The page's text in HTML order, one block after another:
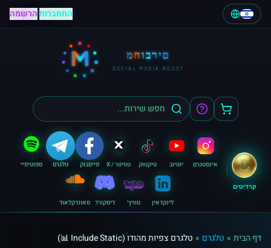
התחברות|הרשמה
M מחוברים
SOCIAL MEDIA BOOST
קרדיטים
אינסטגרם יוטיוב טיקטוק טוויטר / X פייסבוק טלגרם ספוטיפיי
לינקדאין טוויץ׳ דיסקורד סאונדקלאוד
דף הבית » טלגרם » טלגרם צפיות מהודו (Include Static 📊)